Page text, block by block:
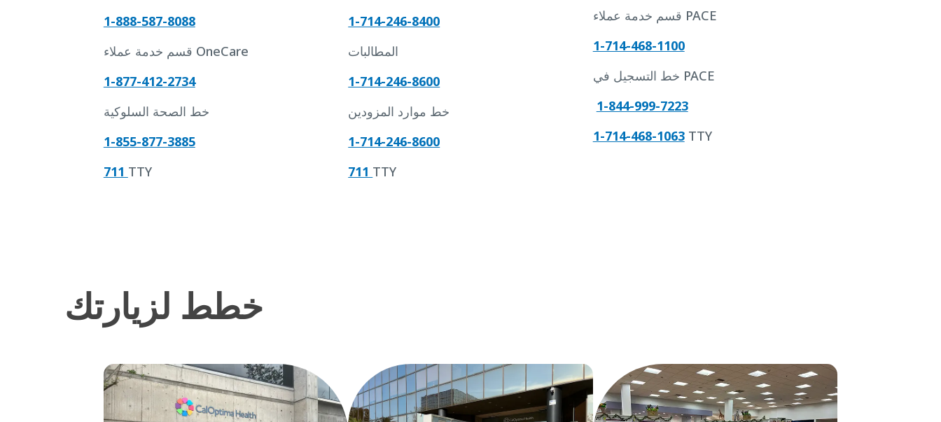
1-888-587-8088
قسم خدمة عملاء OneCare
1-877-412-2734
خط الصحة السلوكية
1-855-877-3885
711 TTY
1-714-246-8400
المطالبات
1-714-246-8600
خط موارد المزودين
1-714-246-8600
711 TTY
قسم خدمة عملاء PACE
1-714-468-1100
خط التسجيل في PACE
1-844-999-7223
1-714-468-1063TTY
خطط لزيارتك